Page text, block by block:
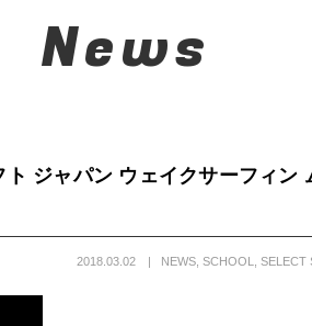
News
ジャパン ウェイクサーフィン
2018.03.02 NEWS SCHOOL SELECT